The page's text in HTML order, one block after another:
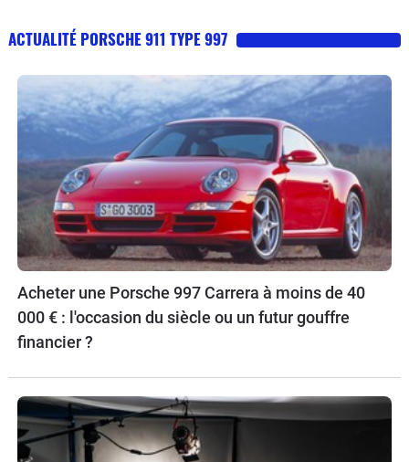
ACTUALITÉ PORSCHE 911 TYPE 997
Acheter une Porsche 997 Carrera à moins de 40
000 € : l'occasion du siècle ou un futur gouffre
financier ?